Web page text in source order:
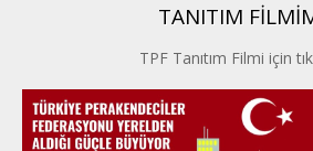
İstanbul PERDER
İpek Yolu PERDER
Kayseri PERDER
TANITIM
TPF Tanıtım Filmi için